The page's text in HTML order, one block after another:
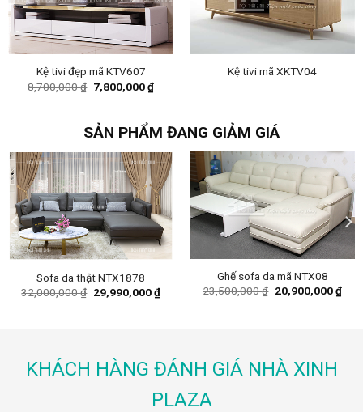
Kệ tivi đẹp mã KTV607
8,700,000₫ Original
price
7,800,000₫Current
price
Kệ tivi mã XKTV04
SẢN PHẨM ĐANG GIẢM GIÁ
Sofa da thật NTX1878
32,000,000₫ Original
price
29,990,000₫Current
price
Ghế sofa da mã NTX08
23,500,000₫ Original
price
20,900,000₫
KHÁCH HÀNG ĐÁNH GIÁ NHÀ XINH
PLAZA